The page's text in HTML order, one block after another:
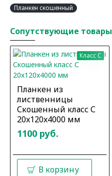
Планкен скошенный
Сопутствующие товары
Класс C
Планкен из
лиственницы
Скошенный класс С
20x120x4000 мм
1100 руб.
В корзину